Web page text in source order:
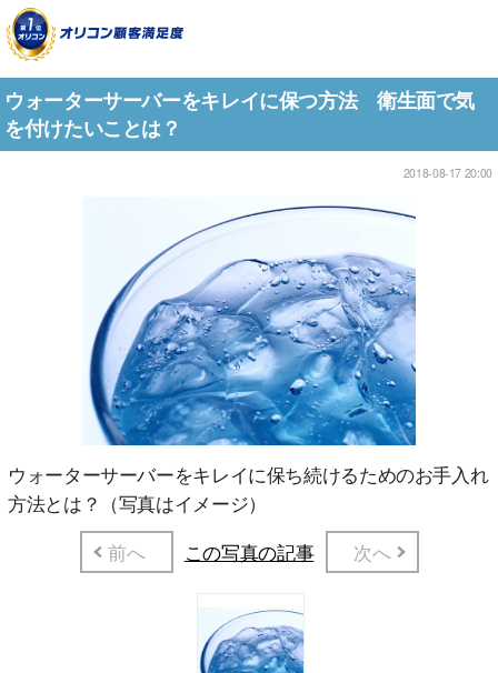
ウォーターサーバーをキレイに保つ方法 衛生面で気
を付けたいことは？
2018-08-17 20:00
ウォーターサーバーをキレイに保ち続けるためのお手入れ
方法とは？（写真はイメージ）
前へ
この写真の記事 次へ